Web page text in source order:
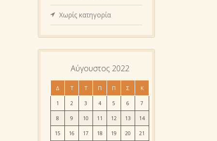
Χωρίς κατηγορία
Αύγουστος 2022
Δ Τ Τ Π Π Σ Κ
1 2 3 4 5 6 7
8 9 10 11 12 13 14
15 16 17 18 19 20 21